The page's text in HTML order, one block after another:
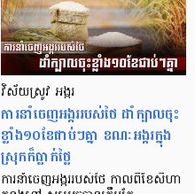
វិស័យស្រូវ អង្ករ
ការនាំចេញអង្កររបស់ថៃ ដាំក្បាលចុះ
ខ្លាំង១០ខែជាប់ៗគ្នា ខណៈអង្ករក្នុង
ស្រុកក៏ធ្លាក់ថ្លៃ
ការនាំចេញអង្កររបស់ថៃ កាលពីខែសីហា